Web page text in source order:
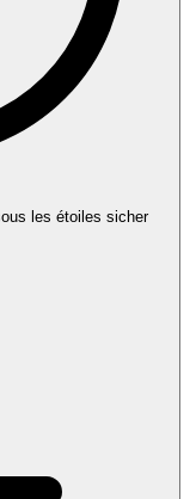
les étoiles sicher